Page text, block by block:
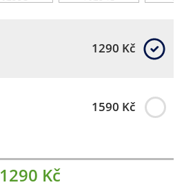
1290 Kč
1590 Kč
1290 Kč